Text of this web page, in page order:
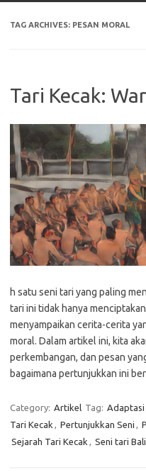
TAG ARCHIVES: PESAN MORAL
Tari Kecak:
h satu seni tari yang paling
tari ini tidak hanya
menyampaikan cerita-cerita
moral. Dalam artikel ini, kita
perkembangan, dan pesan
bagaimana pertunjukkan ini
Category: Artikel Tag: Adaptasi
Tari Kecak , Pertunjukkan Seni ,
Sejarah Tari Kecak , Seni tari Bali